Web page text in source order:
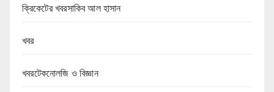
ক্রিকেটের খবরসাকিব আল হাসান
খবর
খবরটেকনোলজি ও বিজ্ঞান